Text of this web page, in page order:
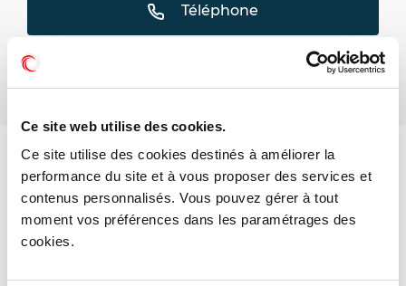
Ce site web utilise des cookies.
Ce site utilise des cookies destinés à améliorer la
performance du site et à vous proposer des services et
contenus personnalisés. Vous pouvez gérer à tout
moment vos préférences dans les paramétrages des
cookies.
Téléphone
Voir les offres similaires